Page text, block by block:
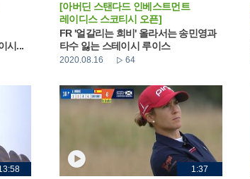
시...
[아버딘 스탠다드 인베스트먼트
레이디스 스코티시 오픈]
FR '얼갈리는 희비' 올라서는 송민영과
타수 잃는 스테이시 루이스
2020.08.16 64
1:37